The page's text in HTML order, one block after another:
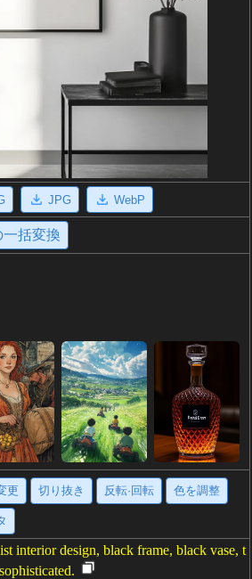
JPG WebP
括変換
更 切り抜き 反転·回転 色を調整
interior design, black frame, black vase, t